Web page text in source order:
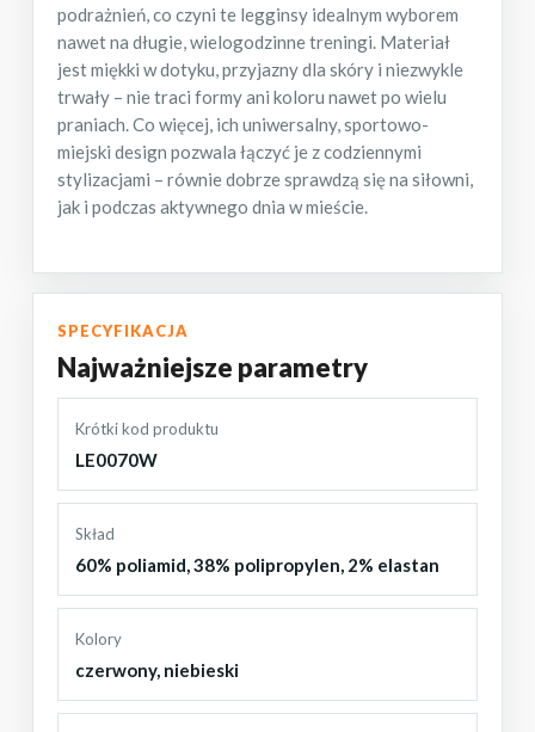
podrażnień, co czyni te legginsy idealnym wyborem
nawet na długie, wielogodzinne treningi. Materiał
jest miękki w dotyku, przyjazny dla skóry i niezwykle
trwały – nie traci formy ani koloru nawet po wielu
praniach. Co więcej, ich uniwersalny, sportowo-
miejski design pozwala łączyć je z codziennymi
stylizacjami – równie dobrze sprawdzą się na siłowni,
jak i podczas aktywnego dnia w mieście.
SPECYFIKACJA
Najważniejsze parametry
Krótki kod produktu
LE0070W
Skład
60% poliamid, 38% polipropylen, 2% elastan
Kolory
czerwony, niebieski